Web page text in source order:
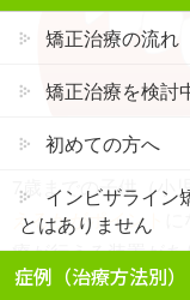
7歳までの子供（小
えるかがポイント
療が行える装置が
化するため、悪習癖
矯正治療の流れ
矯正治療を検討
初めての方へ
インビザライン
とはありません
症例（治療方法別）